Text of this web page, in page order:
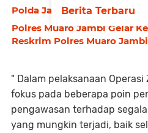
Polda Jambi Gelar Upaca
Polres Muaro Jambi Gelar
Reskrim Polres Muaro Jambi
" Dalam pelaksanaan
fokus pada beberapa poin
pengawasan terhadap
yang mungkin terjadi, baik
Berita Terbaru